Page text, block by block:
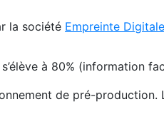
la société Empreinte Digitale
à 80% (information
de pré-